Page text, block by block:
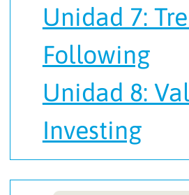
Unidad 7:
Following
Unidad 8:
Investing